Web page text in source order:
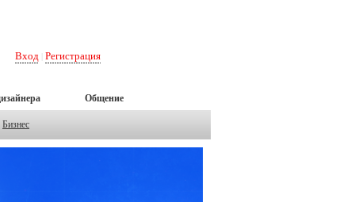
Вход Регистрация
Общение
Бизнес